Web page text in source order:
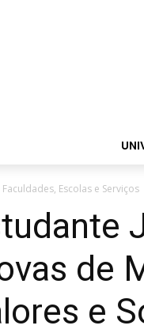
Faculdades, Escolas e Serviços
de
e